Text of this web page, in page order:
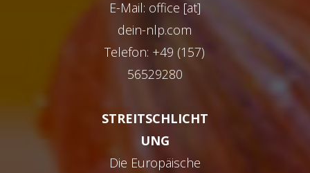
E-Mail: office [at]
dein-nlp.com
Telefon: +49 (157)
56529280
STREITSCHLICHT
UNG
Die Europäische